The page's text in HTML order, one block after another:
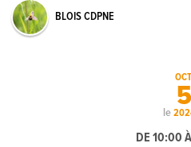
BLOIS CDPNE
le 5
DE 10:00